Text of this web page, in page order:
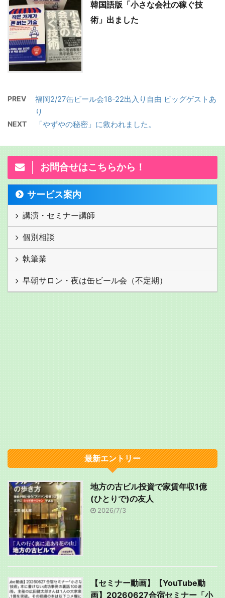
韓国語版「小さな会社の稼ぐ技
術」出ました
PREV
福岡2/27缶ビール会18-22出入り自由 ビッグゲストあ
り
NEXT 「やずやの秘密」に救われました。
お問合せはこちらから！
サービス案内
講演・セミナー講師
個別相談
執筆業
早朝サロン・夜は缶ビール会（不定期）
最新エントリー
地方の古ビル投資で家賃年収1億
(ひとりで)の友人
2026/7/3
【セミナー動画】【YouTube動
画】20260627合宿セミナー「小